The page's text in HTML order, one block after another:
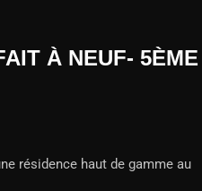
À NEUF- 5ÈME
résidence haut de gamme au